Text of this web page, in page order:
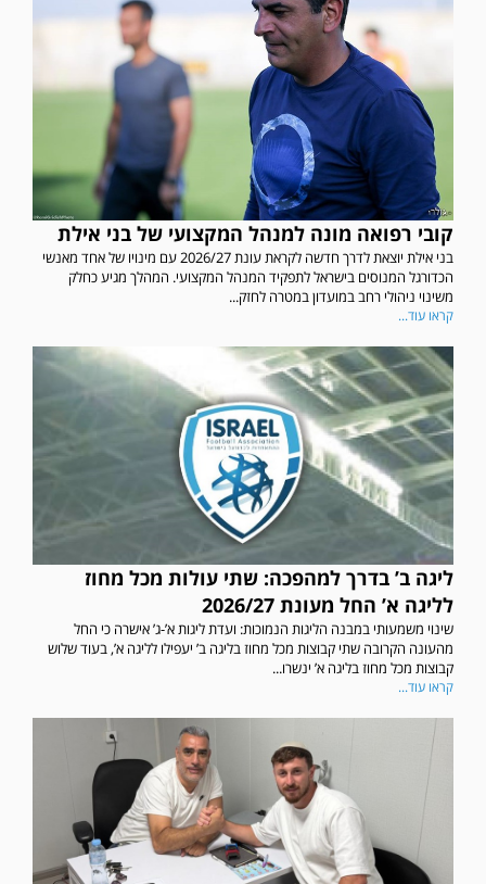
קובי רפואה מונה למנהל המקצועי של בני אילת
בני אילת יוצאת לדרך חדשה לקראת עונת 2026/27 עם מינויו של אחד מאנשי
הכדורגל המנוסים בישראל לתפקיד המנהל המקצועי. המהלך מגיע כחלק
משינוי ניהולי רחב במועדון במטרה לחזק...
קראו עוד...
ליגה ב’ בדרך למהפכה: שתי עולות מכל מחוז
לליגה א’ החל מעונת 2026/27
שינוי משמעותי במבנה הליגות הנמוכות: ועדת ליגות א’-ג’ אישרה כי החל
מהעונה הקרובה שתי קבוצות מכל מחוז בליגה ב’ יעפילו לליגה א’, בעוד שלוש
קבוצות מכל מחוז בליגה א’ ינשרו...
קראו עוד...